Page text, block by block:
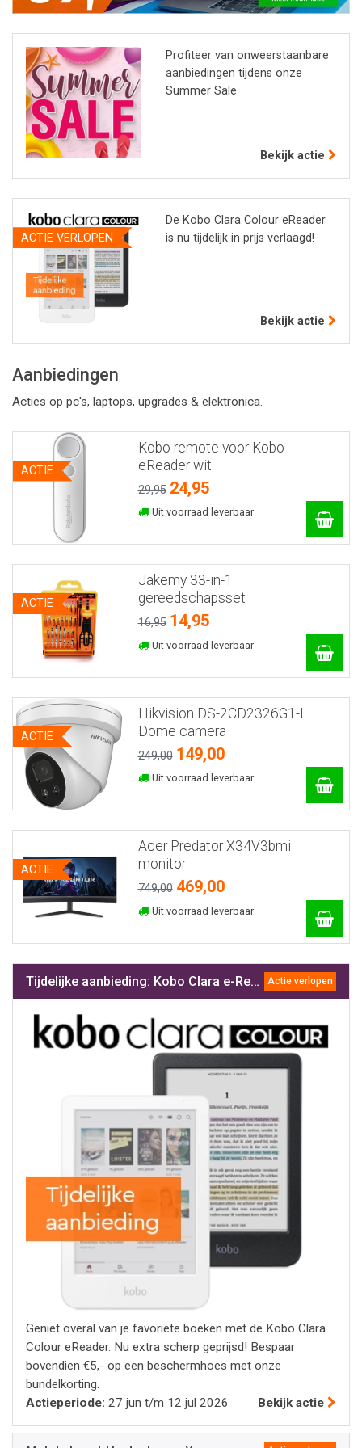
computerhulp
en
eigen
technische
dienst
Profiteer van onweerstaanbare
aanbiedingen tijdens onze
Summer Sale
Bekijk actie
De Kobo Clara Colour eReader
is nu tijdelijk in prijs verlaagd!
Bekijk actie
ACTIE VERLOPEN
Aanbiedingen
Acties op pc's, laptops, upgrades & elektronica.
Kobo remote voor Kobo
eReader wit
29,95 24,95
Uit voorraad leverbaar
ACTIE
Jakemy 33-in-1
gereedschapsset
16,95 14,95
Uit voorraad leverbaar
ACTIE
Hikvision DS-2CD2326G1-I
Dome camera
249,00 149,00
Uit voorraad leverbaar
ACTIE
Acer Predator X34V3bmi
monitor
749,00 469,00
Uit voorraad leverbaar
ACTIE
Tijdelijke aanbieding: Kobo Clara e-Reader in prijs verlaagd Actie verlopen
Geniet overal van je favoriete boeken met de Kobo Clara
Colour eReader. Nu extra scherp geprijsd! Bespaar
bovendien €5,- op een beschermhoes met onze
bundelkorting.
Actieperiode: 27 jun t/m 12 jul 2026 Bekijk actie